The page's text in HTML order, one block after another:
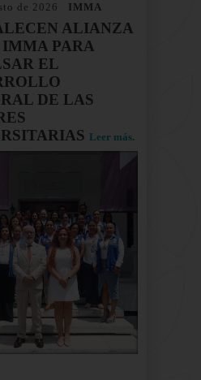
de 2026 IMMA
ALIANZA
IMMA PARA
EL
DE LAS
Leer más.